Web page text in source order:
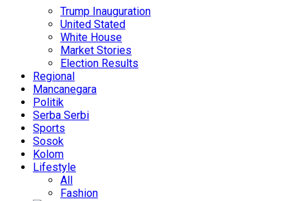
Trump Inauguration
United Stated
White House
Market Stories
Election Results
Regional
Mancanegara
Politik
Serba Serbi
Sports
Sosok
Kolom
Lifestyle
All
Fashion